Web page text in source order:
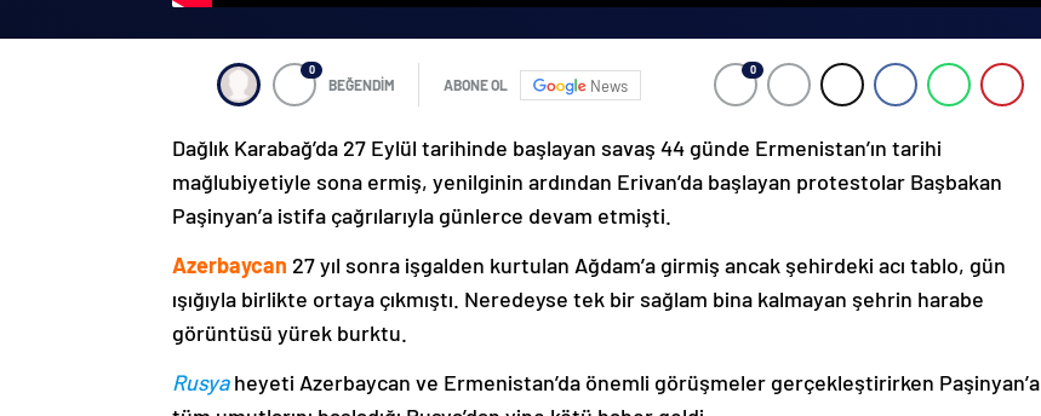
0
BEĞENDİM ABONE OL News
0
Dağlık Karabağ’da 27 Eylül tarihinde başlayan savaş 44 günde Ermenistan’ın tarihi
mağlubiyetiyle sona ermiş, yenilginin ardından Erivan’da başlayan protestolar Başbakan
Paşinyan’a istifa çağrılarıyla günlerce devam etmişti.
Azerbaycan 27 yıl sonra işgalden kurtulan Ağdam’a girmiş ancak şehirdeki acı tablo, gün
ışığıyla birlikte ortaya çıkmıştı. Neredeyse tek bir sağlam bina kalmayan şehrin harabe
görüntüsü yürek burktu.
Rusyaheyeti Azerbaycan ve Ermenistan’da önemli görüşmeler gerçekleştirirken Paşinyan’a